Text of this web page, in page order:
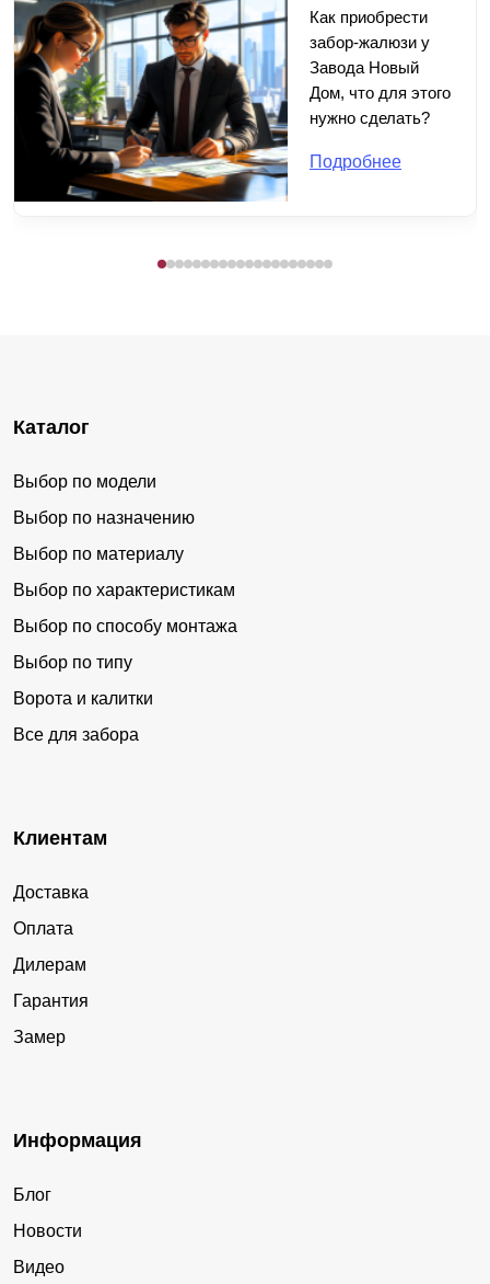
Как приобрести
забор-жалюзи у
Завода Новый
Дом, что для этого
нужно сделать?
Подробнее
Каталог
Выбор по модели
Выбор по назначению
Выбор по материалу
Выбор по характеристикам
Выбор по способу монтажа
Выбор по типу
Ворота и калитки
Все для забора
Клиентам
Доставка
Оплата
Дилерам
Гарантия
Замер
Информация
Блог
Новости
Видео